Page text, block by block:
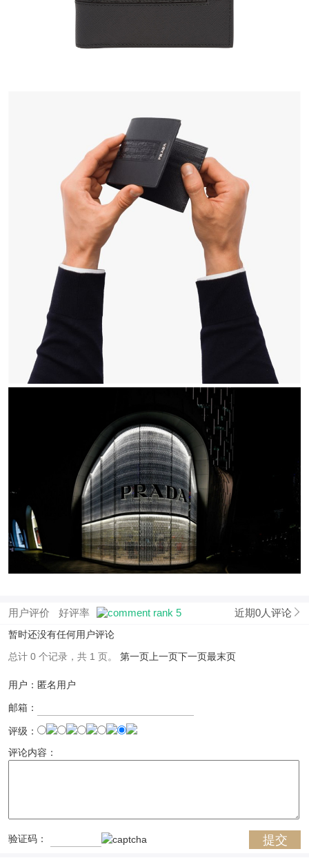
用户评价 好评率 近期0人评论
暂时还没有任何用户评论
总计 0 个记录，共 1 页。 第一页上一页下一页最末页
用户：匿名用户
邮箱：
评级：
评论内容：
验证码：